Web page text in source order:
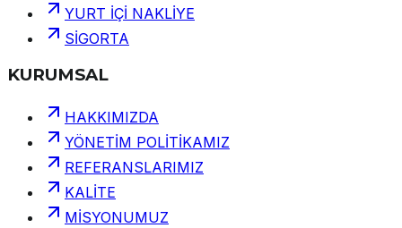
YURT İÇİ NAKLİYE
SİGORTA
KURUMSAL
HAKKIMIZDA
YÖNETİM POLİTİKAMIZ
REFERANSLARIMIZ
KALİTE
MİSYONUMUZ